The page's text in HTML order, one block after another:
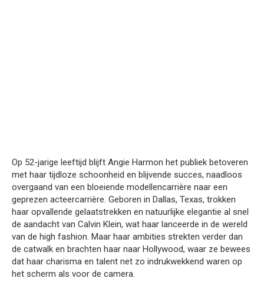
Op 52-jarige leeftijd blijft Angie Harmon het publiek betoveren
met haar tijdloze schoonheid en blijvende succes, naadloos
overgaand van een bloeiende modellencarrière naar een
geprezen acteercarrière. Geboren in Dallas, Texas, trokken
haar opvallende gelaatstrekken en natuurlijke elegantie al snel
de aandacht van Calvin Klein, wat haar lanceerde in de wereld
van de high fashion. Maar haar ambities strekten verder dan
de catwalk en brachten haar naar Hollywood, waar ze bewees
dat haar charisma en talent net zo indrukwekkend waren op
het scherm als voor de camera.